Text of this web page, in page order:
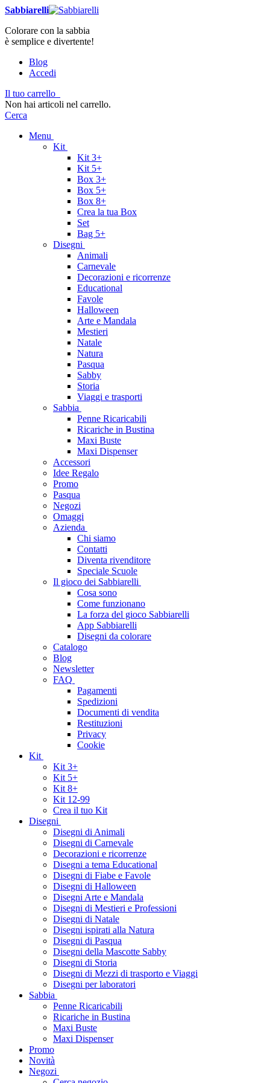
Sabbiarelli
Colorare con la sabbia
è semplice e divertente!
Blog
Accedi
Il tuo carrello
Non hai articoli nel carrello.
Cerca
Menu
Kit
Kit 3+
Kit 5+
Box 3+
Box 5+
Box 8+
Crea la tua Box
Set
Bag 5+
Disegni
Animali
Carnevale
Decorazioni e ricorrenze
Educational
Favole
Halloween
Arte e Mandala
Mestieri
Natale
Natura
Pasqua
Sabby
Storia
Viaggi e trasporti
Sabbia
Penne Ricaricabili
Ricariche in Bustina
Maxi Buste
Maxi Dispenser
Accessori
Idee Regalo
Promo
Pasqua
Negozi
Omaggi
Azienda
Chi siamo
Contatti
Diventa rivenditore
Speciale Scuole
Il gioco dei Sabbiarelli
Cosa sono
Come funzionano
La forza del gioco Sabbiarelli
App Sabbiarelli
Disegni da colorare
Catalogo
Blog
Newsletter
FAQ
Pagamenti
Spedizioni
Documenti di vendita
Restituzioni
Privacy
Cookie
Kit
Kit 3+
Kit 5+
Kit 8+
Kit 12-99
Crea il tuo Kit
Disegni
Disegni di Animali
Disegni di Carnevale
Decorazioni e ricorrenze
Disegni a tema Educational
Disegni di Fiabe e Favole
Disegni di Halloween
Disegni Arte e Mandala
Disegni di Mestieri e Professioni
Disegni di Natale
Disegni ispirati alla Natura
Disegni di Pasqua
Disegni della Mascotte Sabby
Disegni di Storia
Disegni di Mezzi di trasporto e Viaggi
Disegni per laboratori
Sabbia
Penne Ricaricabili
Ricariche in Bustina
Maxi Buste
Maxi Dispenser
Promo
Novità
Negozi